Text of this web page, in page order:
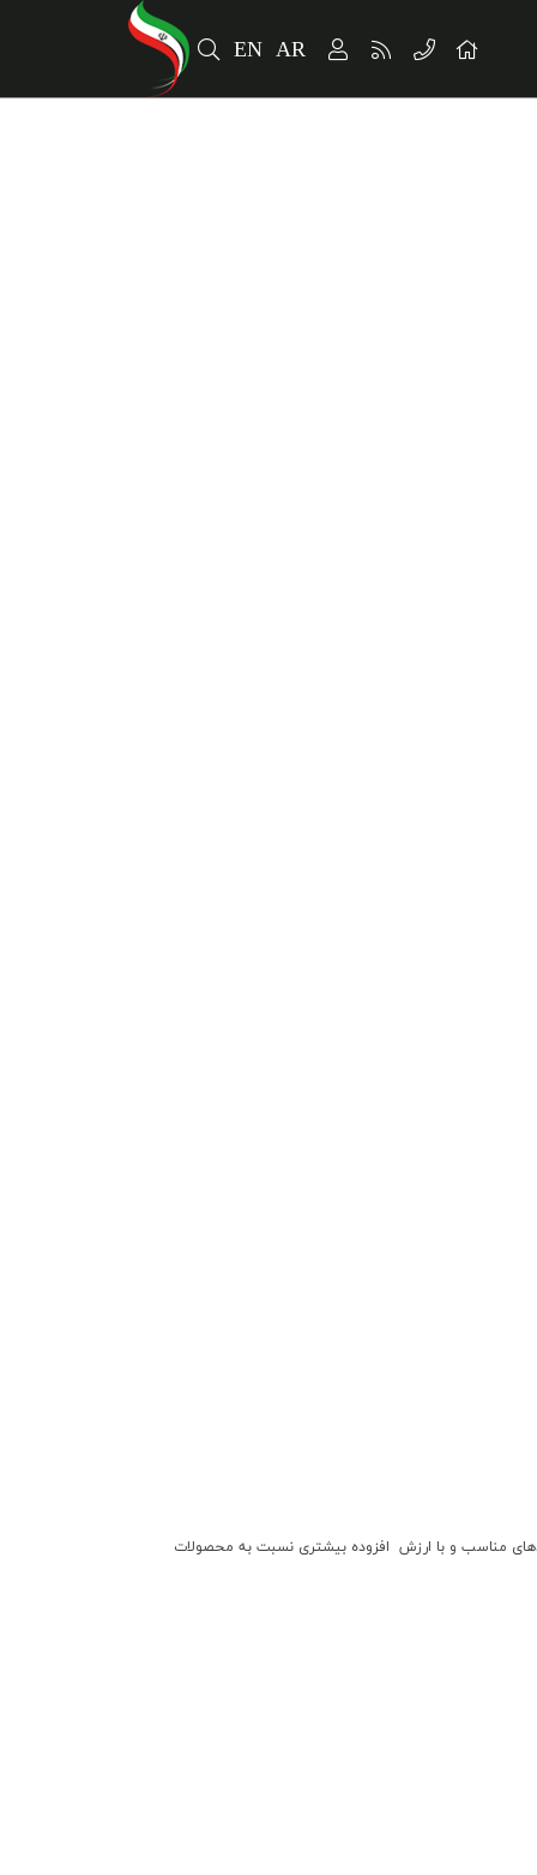
AR
EN
مناسب و با ارزش افزوده بيشتري نسبت به محصولات